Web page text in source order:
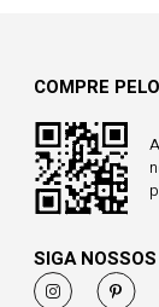
COMPRE
SIGA